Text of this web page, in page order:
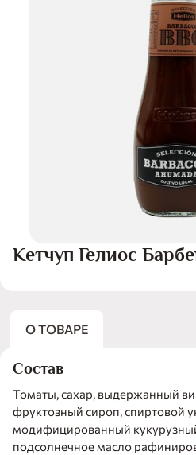
Кетчуп Гелиос
О ТОВАРЕ
Состав
Томаты, сахар, выдержанный
фруктозный сироп, спиртовой
модифицированный
подсолнечное масло